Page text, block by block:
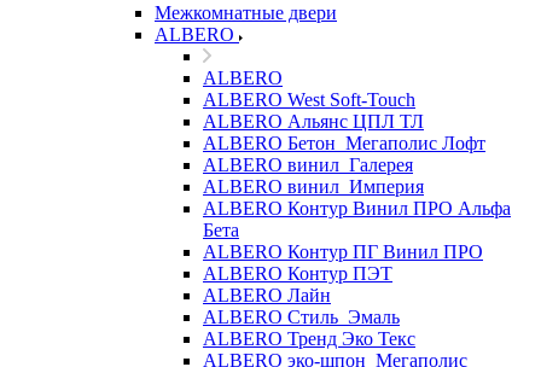
Межкомнатные двери
ALBERO
ALBERO
ALBERO West Soft-Touch
ALBERO Альянс ЦПЛ ТЛ
ALBERO Бетон_Мегаполис Лофт
ALBERO винил_Галерея
ALBERO винил_Империя
ALBERO Контур Винил ПРО Альфа
Бета
ALBERO Контур ПГ Винил ПРО
ALBERO Контур ПЭТ
ALBERO Лайн
ALBERO Стиль_Эмаль
ALBERO Тренд Эко Текс
ALBERO эко-шпон_Мегаполис